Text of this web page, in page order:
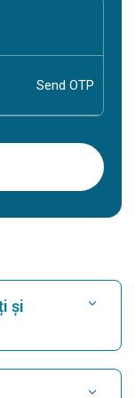
și